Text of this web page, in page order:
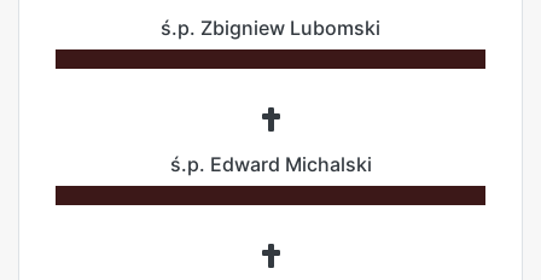
ś.p. Zbigniew Lubomski
ś.p. Edward Michalski